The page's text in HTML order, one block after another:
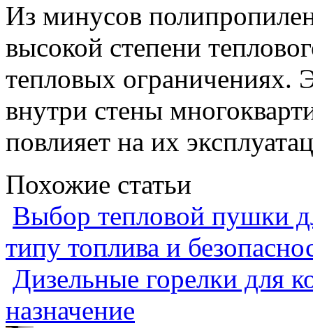
Из минусов
высокой степени
тепловых ограничениях.
внутри стены
повлияет на их
Похожие статьи
Выбор тепловой пушки
типу топлива и
Дизельные горелки для
назначение